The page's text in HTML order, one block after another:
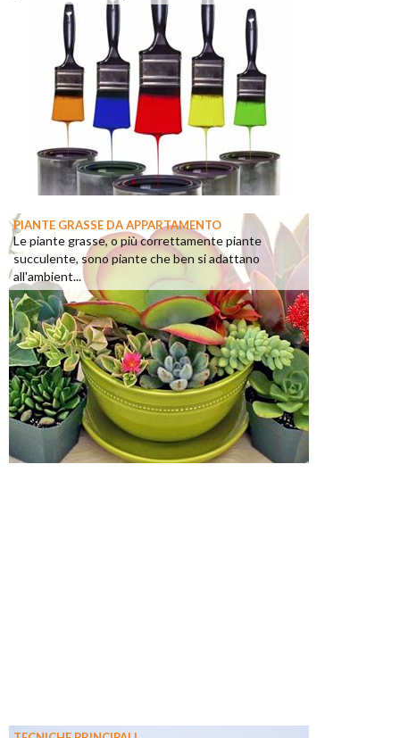
PIANTE GRASSE DA APPARTAMENTO
Le piante grasse, o più correttamente piante
succulente, sono piante che ben si adattano
all'ambient...